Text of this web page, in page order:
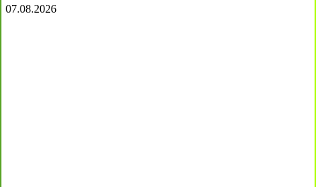
07.08.2026